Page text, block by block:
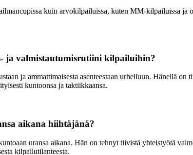
kuin arvokilpailuissa, kuten MM-kilpailuissa
ja valmistautumisrutiini kilpailuihin?
ja ammattimaisesta asenteestaan urheiluun. Hänellä
kuntoonsa ja taktiikkaansa.
aikana hiihtäjänä?
uransa aikana. Hän on tehnyt tiivistä yhteistyötä
kilpailutilanteesta.